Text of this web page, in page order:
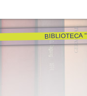
BIBLIOTECA